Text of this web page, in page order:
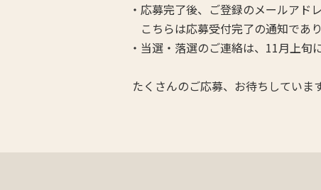
・応募完了後、ご登録のメールアド
こちらは応募受付完了の通知であ
・当選・落選のご連絡は、11月上旬
たくさんのご応募、お待ちしていま